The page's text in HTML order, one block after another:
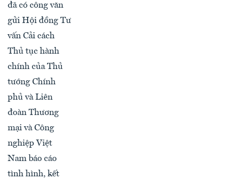
đã có công văn
gửi Hội đồng Tư
vấn Cải cách
Thủ tục hành
chính của Thủ
tướng Chính
phủ và Liên
đoàn Thương
mại và Công
nghiệp Việt
Nam báo cáo
tình hình, kết